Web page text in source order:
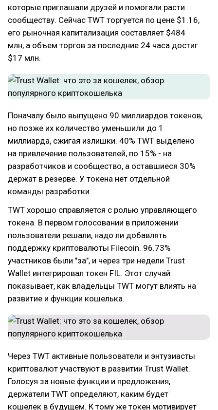
которые приглашали друзей и помогали расти
сообществу. Сейчас TWT торгуется по цене $1.16,
его рыночная капитализация составляет $484
млн, а объем торгов за последние 24 часа достиг
$17 млн.
Поначалу было выпущено 90 миллиардов токенов,
но позже их количество уменьшили до 1
миллиарда, сжигая излишки. 40% TWT выделено
на привлечение пользователей, по 15% - на
разработчиков и сообщество, а оставшиеся 30%
держат в резерве. У токена нет отдельной
команды разработки.
TWT хорошо справляется с ролью управляющего
токена. В первом голосовании в приложении
пользователи решали, надо ли добавлять
поддержку криптовалюты Filecoin. 96.73%
участников были "за", и через три недели Trust
Wallet интегрировал токен FIL. Этот случай
показывает, как владельцы TWT могут влиять на
развитие и функции кошелька.
Через TWT активные пользователи и энтузиасты
криптовалют участвуют в развитии Trust Wallet.
Голосуя за новые функции и предложения,
держатели TWT определяют, каким будет
кошелек в будущем. К тому же токен мотивирует